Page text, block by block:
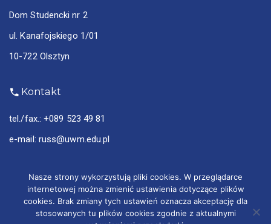
Dom Studencki nr 2
ul. Kanafojskiego 1/01
10-722 Olsztyn
Kontakt
tel./fax.:+089 523 49 81
e-mail: russ@uwm.edu.pl
© Rada Uczelniana
Nasze strony wykorzystują pliki cookies. W przeglądarce
internetowej można zmienić ustawienia dotyczące plików
cookies. Brak zmiany tych ustawień oznacza akceptację dla
stosowanych tu plików cookies zgodnie z aktualnymi